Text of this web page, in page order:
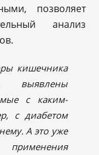
позволяет
анализ
кишечника
выявлены
с каким-
с диабетом
А это уже